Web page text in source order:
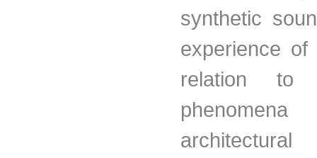
synthetic
experience of
relation to